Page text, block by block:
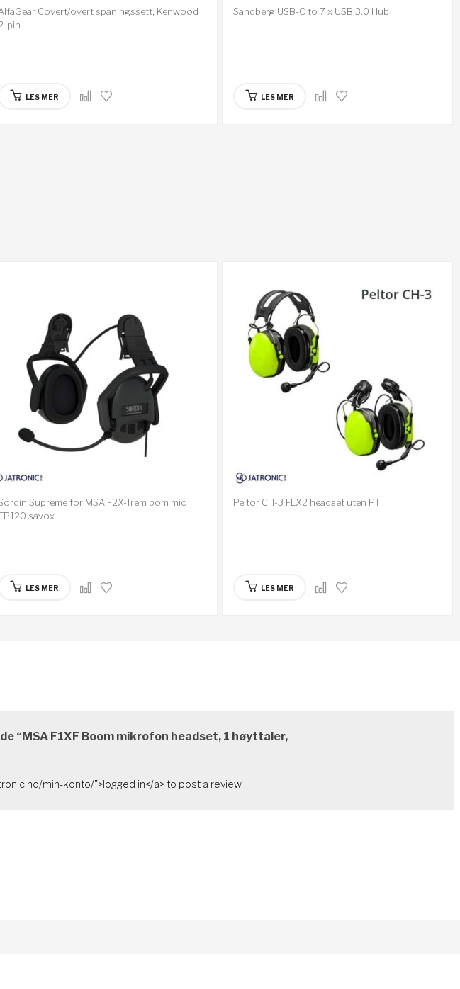
Covert/overt spaningssett, Kenwood
pin
LES MER
Sandberg USB-C to 7 x USB 3.0 Hub
LES MER
Supreme for MSA F2X-Trem bom mic
savox
LES MER
Peltor CH-3 FLX2 headset uten PTT
LES MER
“MSA F1XF Boom mikrofon headset, 1 høyttaler,
min-konto/">logged in</a> to post a review.